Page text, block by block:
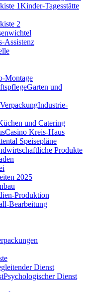
1Kinder-Tagesstätte
2
Assistenz
Montage
Garten und
Industrie-
und Catering
Casino Kreis-Haus
Speisepläne
Produkte
2025
Produktion
Bearbeitung
Dienst
Psychologischer Dienst